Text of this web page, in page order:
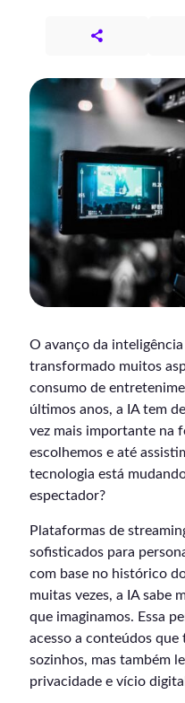
O avanço da
transformado muitos
consumo de
últimos anos, a IA tem
vez mais importante na
escolhemos e até
tecnologia está
espectador?
Plataformas de
sofisticados para
com base no histórico
muitas vezes, a IA sabe
que imaginamos. Essa
acesso a conteúdos
sozinhos, mas também
privacidade e vício